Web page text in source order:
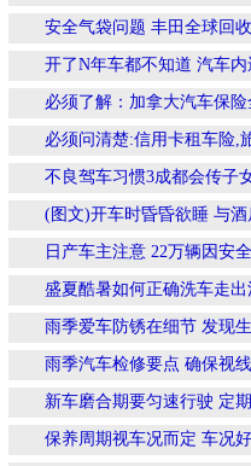
安全气袋问题 丰田全球回
开了N年车都不知道 汽车内
必须了解：加拿大汽车保
必须问清楚:信用卡租车险,
不良驾车习惯3成都会传子
(图文)开车时昏昏欲睡 与
日产车主注意 22万辆因安
盛夏酷暑如何正确洗车走出
雨季爱车防锈在细节 发现
雨季汽车检修要点 确保视
新车磨合期要匀速行驶 定
保养周期视车况而定 车况